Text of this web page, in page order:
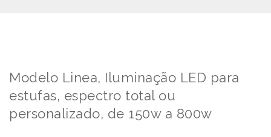
Modelo Linea, Iluminação LED para
estufas, espectro total ou
personalizado, de 150w a 800w